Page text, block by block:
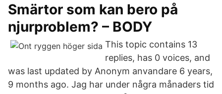
Smärtor som kan bero på
njurproblem? – BODY
This topic contains 13
replies, has 0 voices, and
was last updated by Anonym anvandare 6 years,
9 months ago. Jag har under några månaders tid